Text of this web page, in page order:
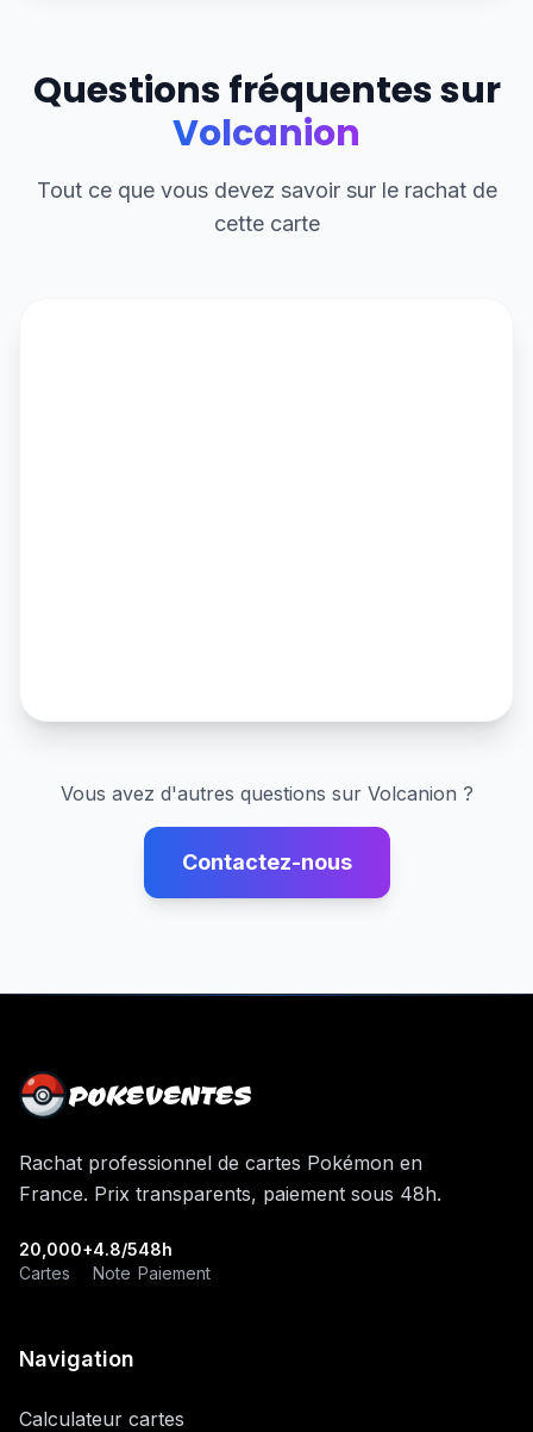
Questions fréquentes sur
Volcanion
Tout ce que vous devez savoir sur le rachat de
cette carte
Vous avez d'autres questions sur Volcanion ?
Contactez-nous
POKEVENTES
Rachat professionnel de cartes Pokémon en
France. Prix transparents, paiement sous 48h.
20,000+
Cartes
4.8/5
Note
48h
Paiement
Navigation
Calculateur cartes